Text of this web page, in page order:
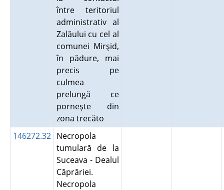
între teritoriul
administrativ al
Zalăului cu cel al
comunei Mirşid,
în pădure, mai
precis pe
culmea
prelungă ce
porneşte din
zona trecăto
146272.32 Necropola
tumulară de la
Suceava - Dealul
Căprăriei.
Necropola